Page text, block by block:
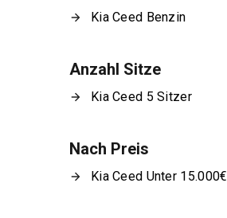
Kia Ceed Benzin
Anzahl Sitze
Kia Ceed 5 Sitzer
Nach Preis
Kia Ceed Unter 15.000€